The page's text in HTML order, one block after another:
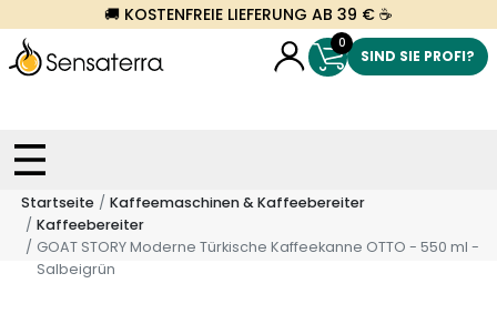
🚚 KOSTENFREIE LIEFERUNG AB 39 € ☕
0
SIND SIE PROFI?
Startseite
Kaffeemaschinen & Kaffeebereiter
Kaffeebereiter
GOAT STORY Moderne Türkische Kaffeekanne OTTO - 550 ml -
Salbeigrün